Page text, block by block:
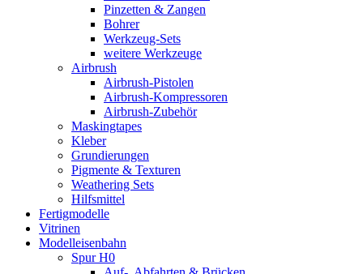
Pinzetten & Zangen
Bohrer
Werkzeug-Sets
weitere Werkzeuge
Airbrush
Airbrush-Pistolen
Airbrush-Kompressoren
Airbrush-Zubehör
Maskingtapes
Kleber
Grundierungen
Pigmente & Texturen
Weathering Sets
Hilfsmittel
Fertigmodelle
Vitrinen
Modelleisenbahn
Spur H0